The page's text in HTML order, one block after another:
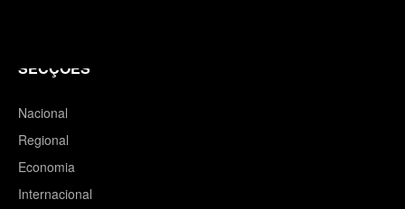
SECÇÕES
Nacional
Regional
Economia
Internacional